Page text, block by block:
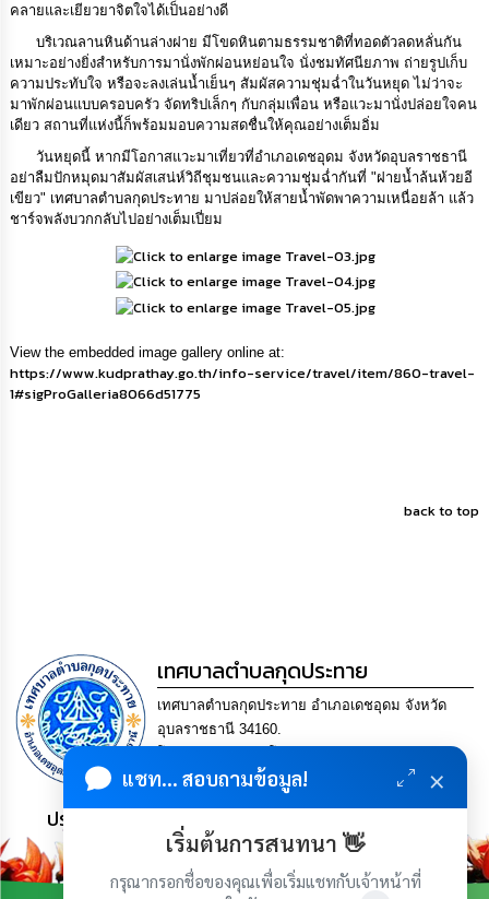
กิจการ
สภา
ท้อง
ถิ่น
ของ
เรา
การ
ข้อมูล
การ
ติดต่อ
คลายและเยียวยาจิตใจได้เป็นอย่างดี
บริเวณลานหินด้านล่างฝาย มีโขดหินตามธรรมชาติที่ทอดตัวลดหลั่นกัน
เหมาะอย่างยิ่งสำหรับการมานั่งพักผ่อนหย่อนใจ นั่งชมทัศนียภาพ ถ่ายรูปเก็บ
ความประทับใจ หรือจะลงเล่นน้ำเย็นๆ สัมผัสความชุ่มฉ่ำในวันหยุด ไม่ว่าจะ
มาพักผ่อนแบบครอบครัว จัดทริปเล็กๆ กับกลุ่มเพื่อน หรือแวะมานั่งปล่อยใจคน
เดียว สถานที่แห่งนี้ก็พร้อมมอบความสดชื่นให้คุณอย่างเต็มอิ่ม
วันหยุดนี้ หากมีโอกาสแวะมาเที่ยวที่อำเภอเดชอุดม จังหวัดอุบลราชธานี
อย่าลืมปักหมุดมาสัมผัสเสน่ห์วิถีชุมชนและความชุ่มฉ่ำกันที่ "ฝายน้ำล้นห้วยอี
เขียว" เทศบาลตำบลกุดประทาย มาปล่อยให้สายน้ำพัดพาความเหนื่อยล้า แล้ว
ชาร์จพลังบวกกลับไปอย่างเต็มเปี่ยม
View the embedded image gallery online at:
https://www.kudprathay.go.th/info-service/travel/item/860-travel-
1#sigProGalleria8066d51775
back to top
แชท... สอบถามข้อมูล! ×
เริ่มต้นการสนทนา 👋
กรุณากรอกชื่อของคุณเพื่อเริ่มแชทกับเจ้าหน้าที่
เทศบาลตำบลกุดประทาย
เทศบาลตำบลกุดประทาย อำเภอเดชอุดม จังหวัด
อุบลราชธานี 34160.
saraban@kudprathay.go.th
ประชาชน มีภูมิคุ้มกัน พึ่งพาตนเอง พอเพียง เป็นสุข